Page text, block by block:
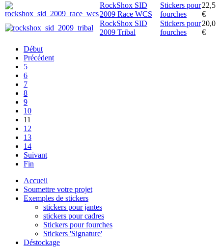
RockShox SID
2009 Race WCS
Stickers pour
fourches
22,5
€
RockShox SID
2009 Tribal
Stickers pour
fourches
20,0
€
Début
Précédent
5
6
7
8
9
10
11
12
13
14
Suivant
Fin
Accueil
Soumettre votre projet
Exemples de stickers
stickers pour jantes
stickers pour cadres
Stickers pour fourches
Stickers 'Signature'
Déstockage